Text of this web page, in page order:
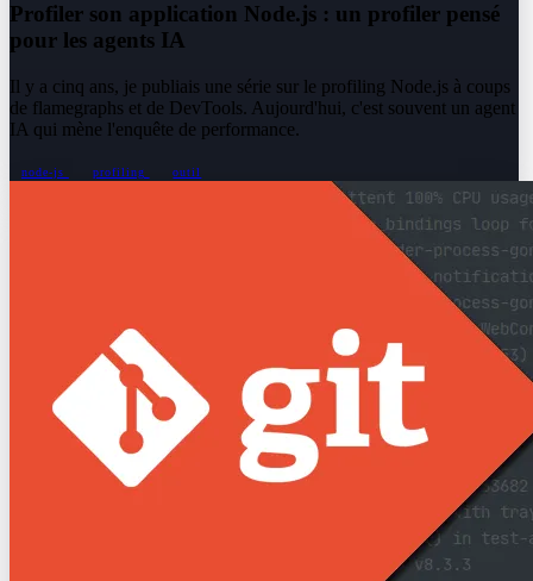
Profiler son application Node.js : un profiler pensé
pour les agents IA
Il y a cinq ans, je publiais une série sur le profiling Node.js à coups
de flamegraphs et de DevTools. Aujourd'hui, c'est souvent un agent
IA qui mène l'enquête de performance.
node-js profiling outil